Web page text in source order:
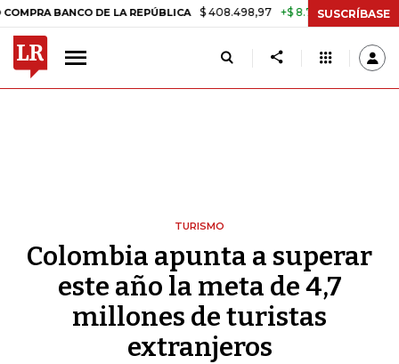
DE LA REPÚBLICA $ 408.498,97 +$ 8.753,81 +2,19% TASA
SUSCRÍBASE
TURISMO
Colombia apunta a superar
este año la meta de 4,7
millones de turistas
extranjeros